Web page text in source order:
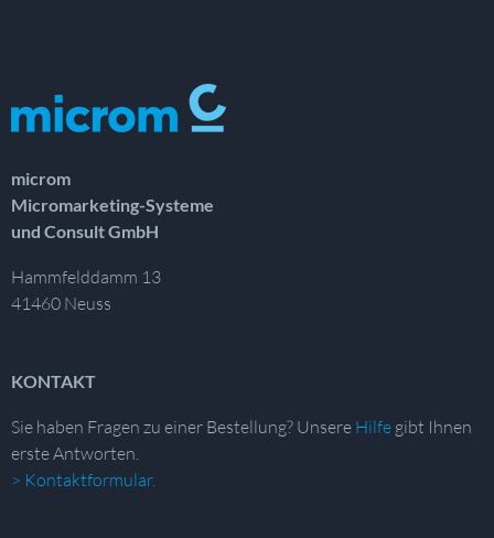
microm
Micromarketing-Systeme
und Consult GmbH
Hammfelddamm 13
41460 Neuss
KONTAKT
Sie haben Fragen zu einer Bestellung? Unsere Hilfe gibt Ihnen
erste Antworten.
> Kontaktformular.